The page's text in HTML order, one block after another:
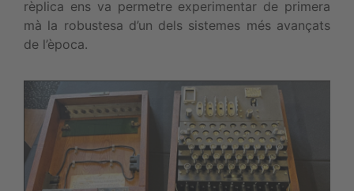
rèplica ens va permetre experimentar de primera
mà la robustesa d’un dels sistemes més avançats
de l’època.